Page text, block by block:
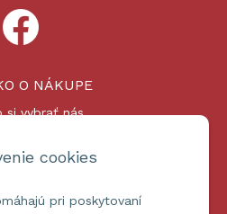
cookies
pri poskytovaní
O NÁKUPE
si vybrať nás
a doprava